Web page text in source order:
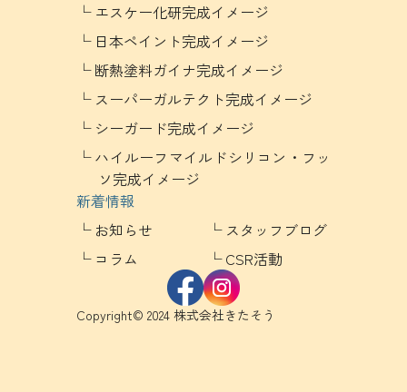
エスケー化研完成イメージ
日本ペイント完成イメージ
断熱塗料ガイナ完成イメージ
スーパーガルテクト完成イメージ
シーガード完成イメージ
ハイルーフマイルドシリコン・フッ
ソ完成イメージ
新着情報
お知らせ
スタッフブログ
コラム
CSR活動
Copyright© 2024 株式会社きたそう